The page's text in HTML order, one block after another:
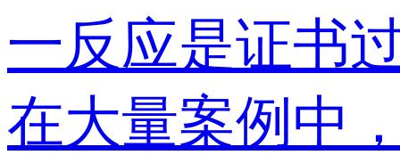
一反应是证书
在大量案例中